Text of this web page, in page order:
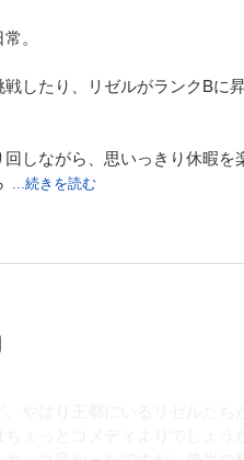
。
したり、リゼルがランクBに
しながら、思いっきり休暇を
...続きを読む